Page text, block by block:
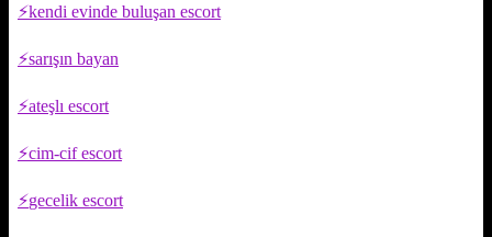
kendi evinde buluşan escort
sarışın bayan
ateşlı escort
cim-cif escort
gecelik escort